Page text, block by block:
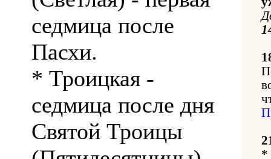
седмица после
Пасхи.
* Троицкая -
седмица после дня
Святой Троицы
*